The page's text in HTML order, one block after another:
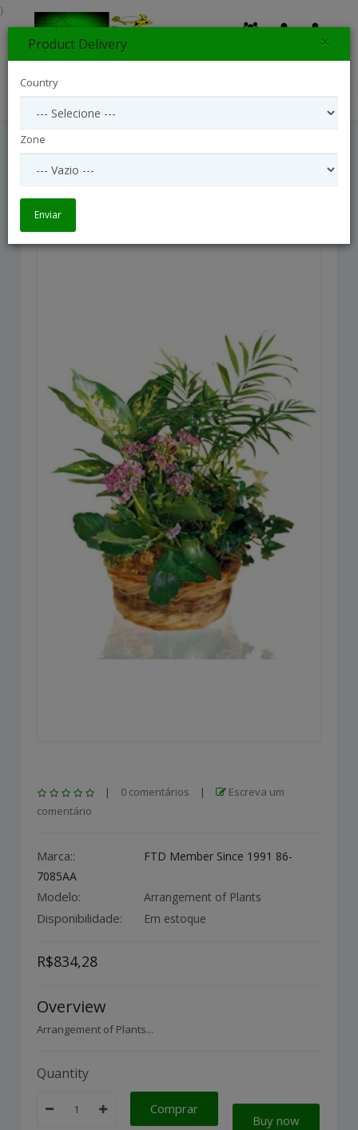
Arrangement Of Plants
| 0 comentários |
Escreva um
comentário
Marca::
FTD Member Since 1991 86-
7085AA
Modelo: Arrangement of Plants
Disponibilidade: Em estoque
R$834,28
Overview
Arrangement of Plants...
Quantity
Comprar
Buy now
}
Product Delivery ×
Country
Zone
Enviar